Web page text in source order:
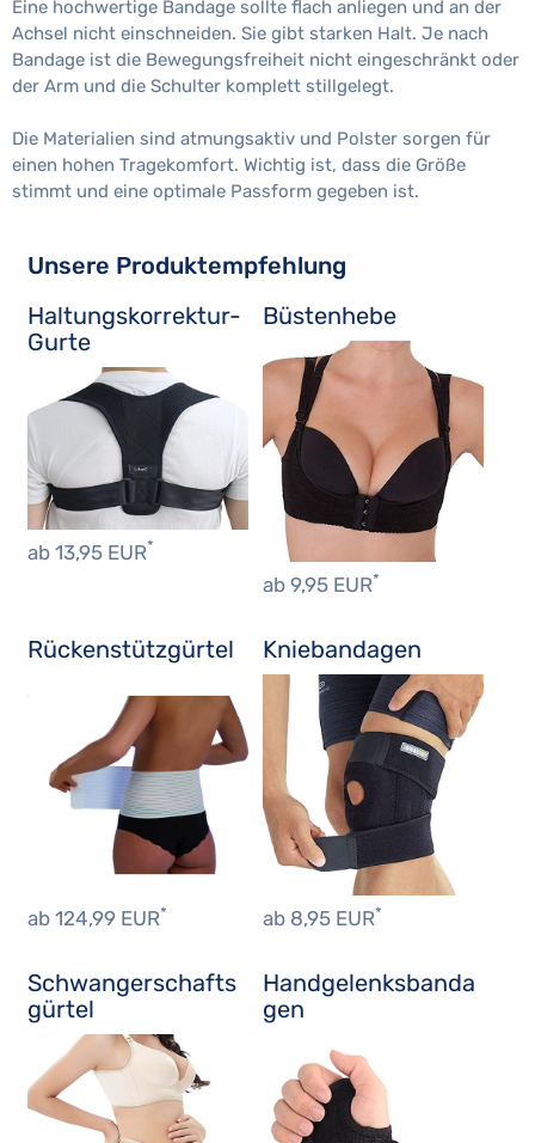
Eine hochwertige Bandage sollte flach anliegen und an der
Achsel nicht einschneiden. Sie gibt starken Halt. Je nach
Bandage ist die Bewegungsfreiheit nicht eingeschränkt oder
der Arm und die Schulter komplett stillgelegt.
Die Materialien sind atmungsaktiv und Polster sorgen für
einen hohen Tragekomfort. Wichtig ist, dass die Größe
stimmt und eine optimale Passform gegeben ist.
Unsere Produktempfehlung
Haltungskorrektur-
Gurte
ab 13,95 EUR*
Büstenhebe
ab 9,95 EUR*
Rückenstützgürtel
ab 124,99 EUR*
Kniebandagen
ab 8,95 EUR*
Schwangerschafts
gürtel
Handgelenksbanda
gen